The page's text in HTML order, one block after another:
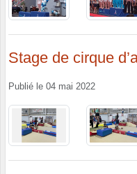
Stage de cirque
Publié le 04 mai 2022